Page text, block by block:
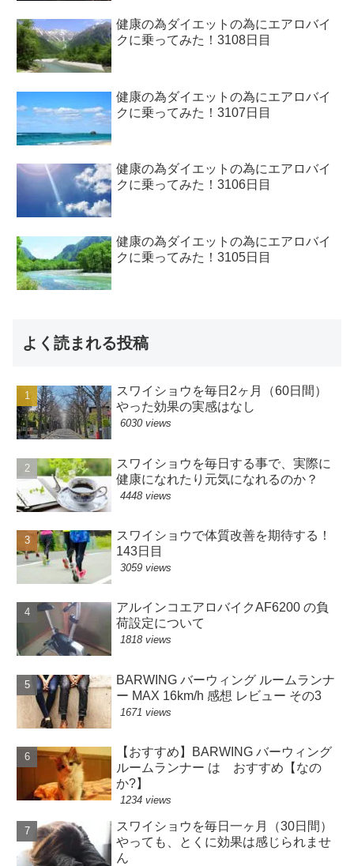
健康の為ダイエットの為にエアロバイ
クに乗ってみた！3108日目
健康の為ダイエットの為にエアロバイ
クに乗ってみた！3107日目
健康の為ダイエットの為にエアロバイ
クに乗ってみた！3106日目
健康の為ダイエットの為にエアロバイ
クに乗ってみた！3105日目
よく読まれる投稿
スワイショウを毎日2ヶ月（60日間）
やった効果の実感はなし
6030 views
スワイショウを毎日する事で、実際に
健康になれたり元気になれるのか？
4448 views
スワイショウで体質改善を期待する！
143日目
3059 views
アルインコエアロバイクAF6200 の負
荷設定について
1818 views
BARWING バーウィング ルームランナ
ー MAX 16km/h 感想 レビュー その3
1671 views
【おすすめ】BARWING バーウィング
ルームランナー は おすすめ【なの
か?】
1234 views
スワイショウを毎日一ヶ月（30日間）
やっても、とくに効果は感じられませ
ん